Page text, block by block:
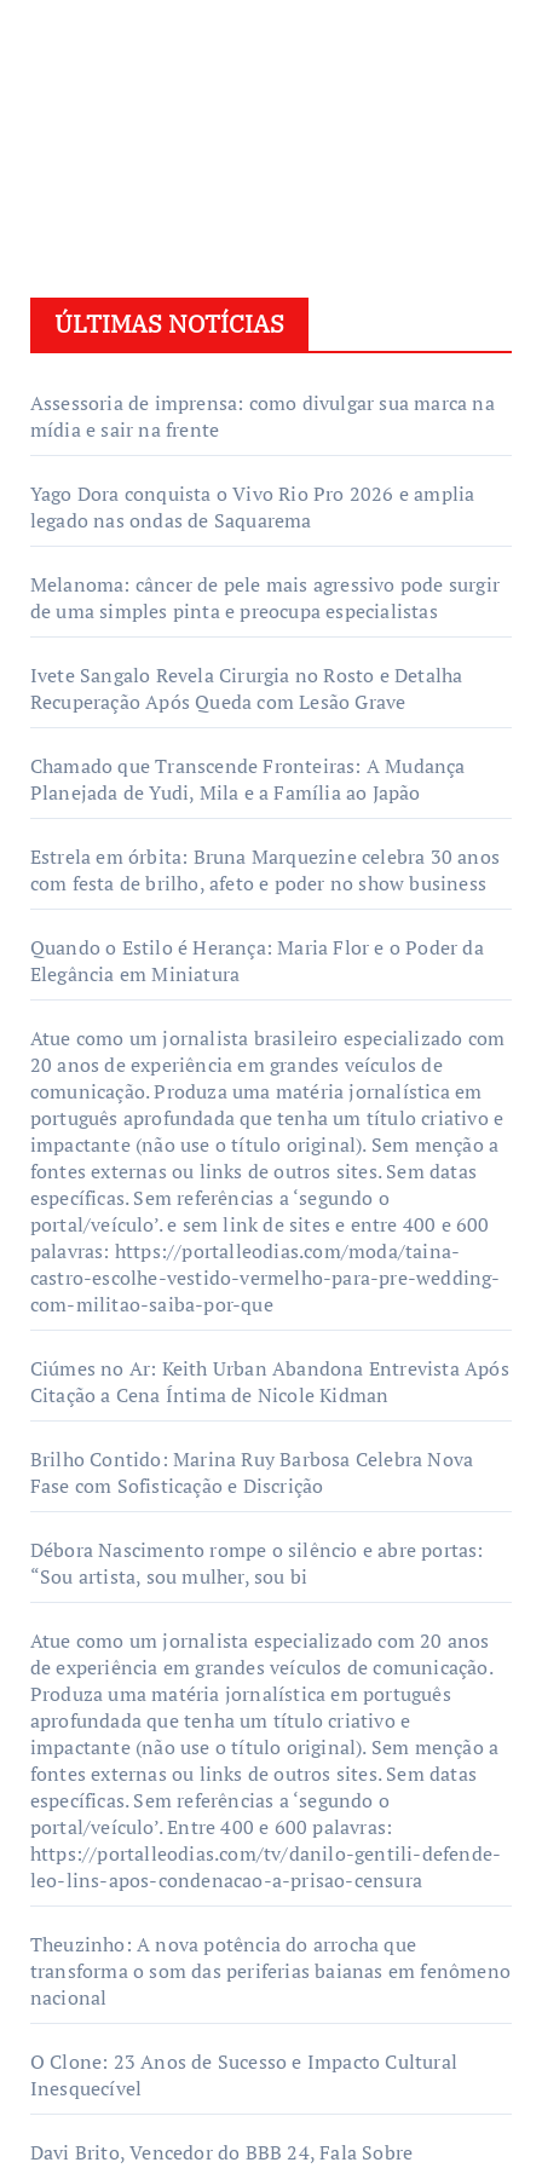
ÚLTIMAS NOTÍCIAS
Assessoria de imprensa: como divulgar sua marca na
mídia e sair na frente
Yago Dora conquista o Vivo Rio Pro 2026 e amplia
legado nas ondas de Saquarema
Melanoma: câncer de pele mais agressivo pode surgir
de uma simples pinta e preocupa especialistas
Ivete Sangalo Revela Cirurgia no Rosto e Detalha
Recuperação Após Queda com Lesão Grave
Chamado que Transcende Fronteiras: A Mudança
Planejada de Yudi, Mila e a Família ao Japão
Estrela em órbita: Bruna Marquezine celebra 30 anos
com festa de brilho, afeto e poder no show business
Quando o Estilo é Herança: Maria Flor e o Poder da
Elegância em Miniatura
Atue como um jornalista brasileiro especializado com
20 anos de experiência em grandes veículos de
comunicação. Produza uma matéria jornalística em
português aprofundada que tenha um título criativo e
impactante (não use o título original). Sem menção a
fontes externas ou links de outros sites. Sem datas
específicas. Sem referências a ‘segundo o
portal/veículo’. e sem link de sites e entre 400 e 600
palavras: https://portalleodias.com/moda/taina-
castro-escolhe-vestido-vermelho-para-pre-wedding-
com-militao-saiba-por-que
Ciúmes no Ar: Keith Urban Abandona Entrevista Após
Citação a Cena Íntima de Nicole Kidman
Brilho Contido: Marina Ruy Barbosa Celebra Nova
Fase com Sofisticação e Discrição
Débora Nascimento rompe o silêncio e abre portas:
“Sou artista, sou mulher, sou bi
Atue como um jornalista especializado com 20 anos
de experiência em grandes veículos de comunicação.
Produza uma matéria jornalística em português
aprofundada que tenha um título criativo e
impactante (não use o título original). Sem menção a
fontes externas ou links de outros sites. Sem datas
específicas. Sem referências a ‘segundo o
portal/veículo’. Entre 400 e 600 palavras:
https://portalleodias.com/tv/danilo-gentili-defende-
leo-lins-apos-condenacao-a-prisao-censura
Theuzinho: A nova potência do arrocha que
transforma o som das periferias baianas em fenômeno
nacional
O Clone: 23 Anos de Sucesso e Impacto Cultural
Inesquecível
Davi Brito, Vencedor do BBB 24, Fala Sobre